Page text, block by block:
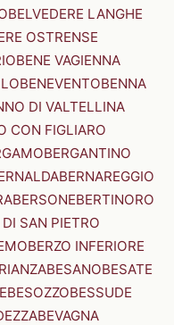
BELVEDERE LANGHE
OSTRENSE
BENE VAGIENNA
BENEVENTOBENNA
DI VALTELLINA
CON FIGLIARO
BERGANTINO
BERNAREGGIO
BERSONEBERTINORO
SAN PIETRO
BERZO INFERIORE
BESANOBESATE
BESOZZOBESSUDE
BEVAGNA